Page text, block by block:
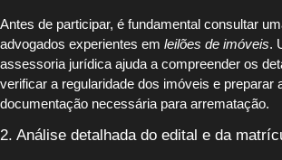
Antes de participar, é fundamental consultar
advogados experientes em leilões de imóveis.
assessoria jurídica ajuda a compreender os
verificar a regularidade dos imóveis e preparar
documentação necessária para arrematação.
2. Análise detalhada do edital e da